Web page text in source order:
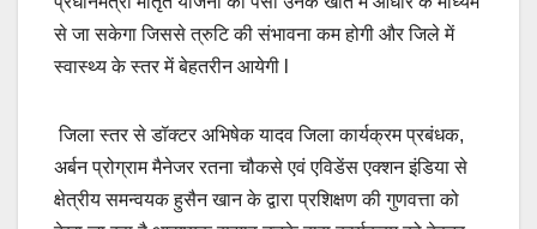
से जा सकेगा जिससे त्रुटि की संभावना कम होगी और जिले में
स्वास्थ्य के स्तर में बेहतरीन आयेगी l
जिला स्तर से डॉक्टर अभिषेक यादव जिला कार्यक्रम प्रबंधक,
अर्बन प्रोग्राम मैनेजर रतना चौकसे एवं एविडेंस एक्शन इंडिया से
क्षेत्रीय समन्वयक हुसैन खान के द्वारा प्रशिक्षण की गुणवत्ता को